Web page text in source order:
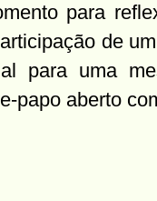
para
de
para uma
papo aberto